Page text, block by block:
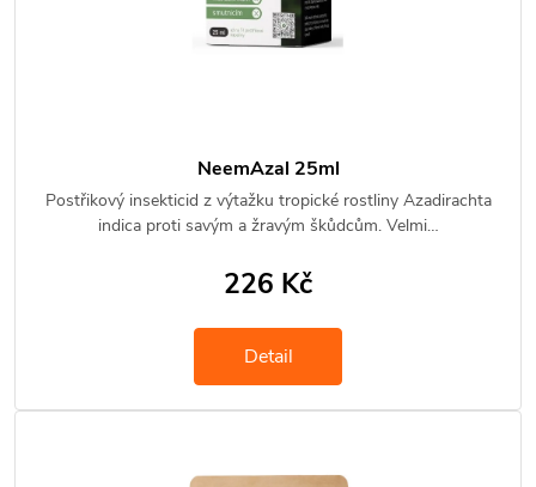
NeemAzal 25ml
Postřikový insekticid z výtažku tropické rostliny Azadirachta
indica proti savým a žravým škůdcům. Velmi…
226 Kč
Detail